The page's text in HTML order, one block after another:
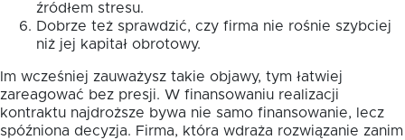
źródłem stresu.
Dobrze też sprawdzić, czy firma nie rośnie szybciej
niż jej kapitał obrotowy.
Im wcześniej zauważysz takie objawy, tym łatwiej
zareagować bez presji. W finansowaniu realizacji
kontraktu najdroższe bywa nie samo finansowanie, lecz
spóźniona decyzja. Firma, która wdraża rozwiązanie zanim